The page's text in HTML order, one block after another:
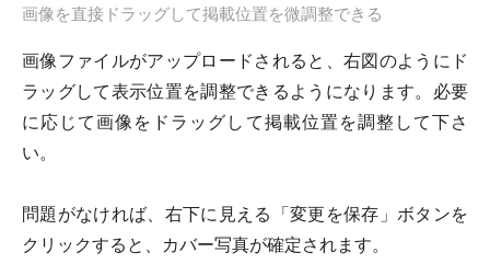
画像を直接ドラッグして掲載位置を微調整できる
画像ファイルがアップロードされると、右図のようにド
ラッグして表示位置を調整できるようになります。必要
に応じて画像をドラッグして掲載位置を調整して下さ
い。
問題がなければ、右下に見える「変更を保存」ボタンを
クリックすると、カバー写真が確定されます。